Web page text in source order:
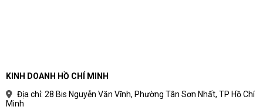
KINH DOANH HỒ CHÍ MINH
Địa chỉ: 28 Bis Nguyễn Văn Vĩnh, Phường Tân Sơn Nhất, TP Hồ Chí
Minh